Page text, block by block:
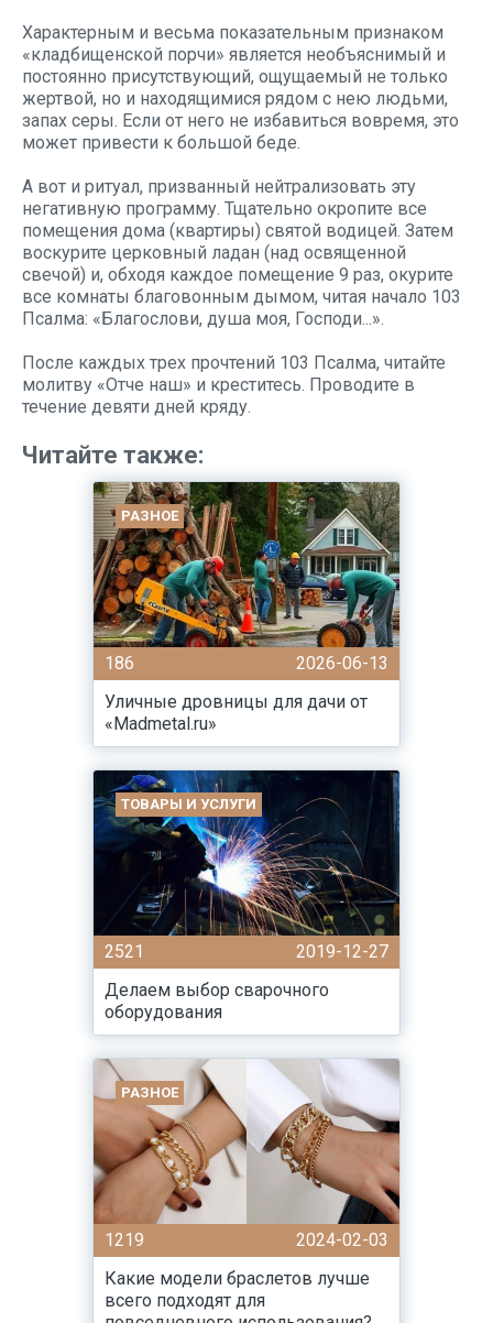
Характерным и весьма показательным признаком
«кладбищенской порчи» является необъяснимый и
постоянно присутствующий, ощущаемый не только
жертвой, но и находящимися рядом с нею людьми,
запах серы. Если от него не избавиться вовремя, это
может привести к большой беде.
А вот и ритуал, призванный нейтрализовать эту
негативную программу. Тщательно окропите все
помещения дома (квартиры) святой водицей. Затем
воскурите церковный ладан (над освященной
свечой) и, обходя каждое помещение 9 раз, окурите
все комнаты благовонным дымом, читая начало 103
Псалма: «Благослови, душа моя, Господи...».
После каждых трех прочтений 103 Псалма, читайте
молитву «Отче наш» и креститесь. Проводите в
течение девяти дней кряду.
Читайте также:
РАЗНОЕ
186
2026-06-13
Уличные дровницы для дачи от
«Madmetal.ru»
ТОВАРЫ И УСЛУГИ
2521
2019-12-27
Делаем выбор сварочного
оборудования
РАЗНОЕ
1219
2024-02-03
Какие модели браслетов лучше
всего подходят для